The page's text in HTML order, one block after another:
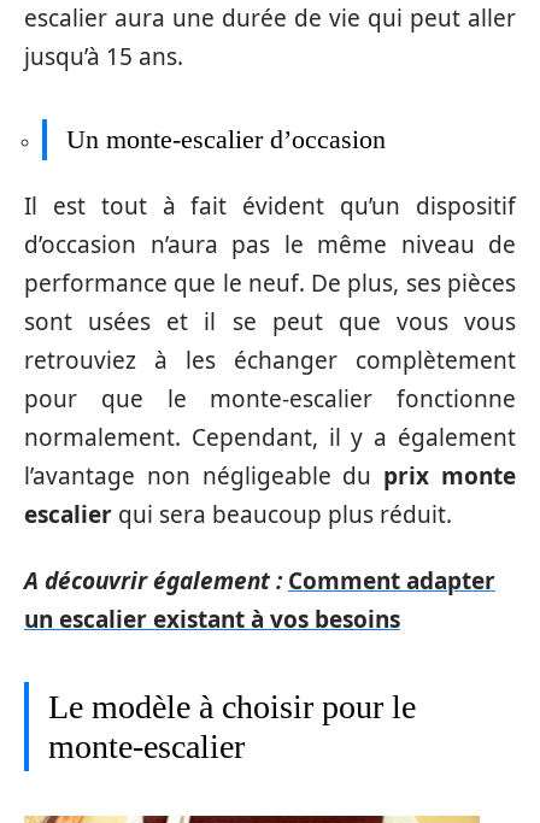
escalier aura une durée de vie qui peut aller
jusqu’à 15 ans.
Un monte-escalier d’occasion
Il est tout à fait évident qu’un dispositif
d’occasion n’aura pas le même niveau de
performance que le neuf. De plus, ses pièces
sont usées et il se peut que vous vous
retrouviez à les échanger complètement
pour que le monte-escalier fonctionne
normalement. Cependant, il y a également
l’avantage non négligeable du prix monte
escalier qui sera beaucoup plus réduit.
A découvrir également : Comment adapter
un escalier existant à vos besoins
Le modèle à choisir pour le
monte-escalier